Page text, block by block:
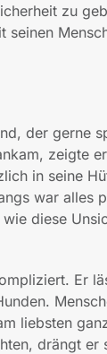
zu
der gerne
zeigte
in seine
war alles
diese
Er
liebsten
drängt